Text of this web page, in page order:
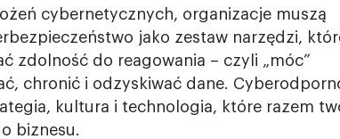
cybernetycznych, organizacje muszą
jako zestaw narzędzi,
zdolność do reagowania – czyli „móc”
chronić i odzyskiwać dane.
kultura i technologia, które razem
biznesu.